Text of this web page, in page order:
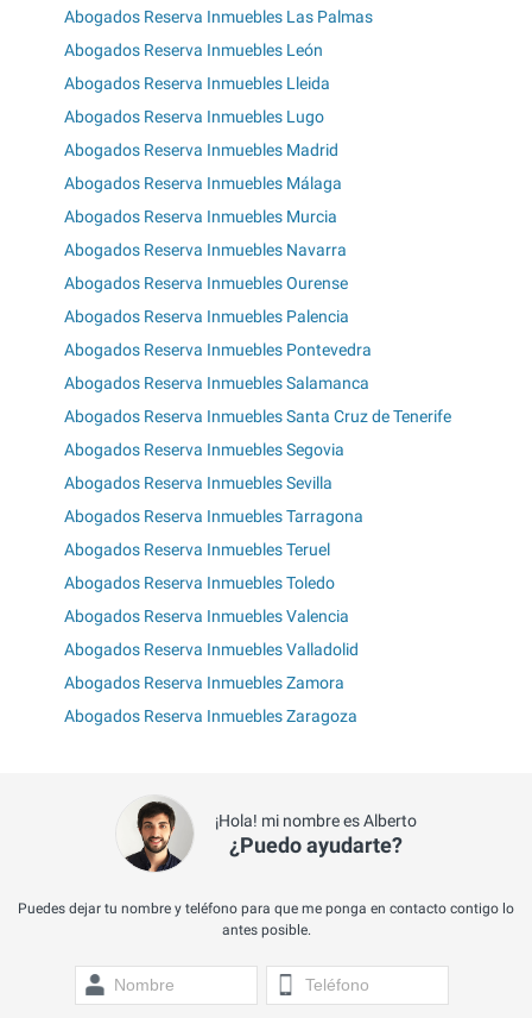
Abogados Reserva Inmuebles Las Palmas
Abogados Reserva Inmuebles León
Abogados Reserva Inmuebles Lleida
Abogados Reserva Inmuebles Lugo
Abogados Reserva Inmuebles Madrid
Abogados Reserva Inmuebles Málaga
Abogados Reserva Inmuebles Murcia
Abogados Reserva Inmuebles Navarra
Abogados Reserva Inmuebles Ourense
Abogados Reserva Inmuebles Palencia
Abogados Reserva Inmuebles Pontevedra
Abogados Reserva Inmuebles Salamanca
Abogados Reserva Inmuebles Santa Cruz de Tenerife
Abogados Reserva Inmuebles Segovia
Abogados Reserva Inmuebles Sevilla
Abogados Reserva Inmuebles Tarragona
Abogados Reserva Inmuebles Teruel
Abogados Reserva Inmuebles Toledo
Abogados Reserva Inmuebles Valencia
Abogados Reserva Inmuebles Valladolid
Abogados Reserva Inmuebles Zamora
Abogados Reserva Inmuebles Zaragoza
¡Hola! mi nombre es Alberto
¿Puedo ayudarte?
Puedes dejar tu nombre y teléfono para que me ponga en contacto contigo lo
antes posible.